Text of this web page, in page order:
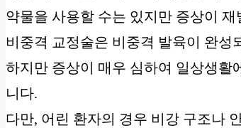
약물을 사용할 수는 있지만 증상이
비중격 교정술은 비중격 발육이 완성
하지만 증상이 매우 심하여 일상생활
니다.
다만, 어린 환자의 경우 비강 구조나